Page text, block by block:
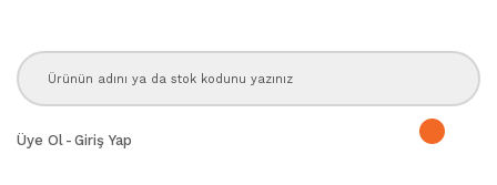
Üye Ol - Giriş Yap